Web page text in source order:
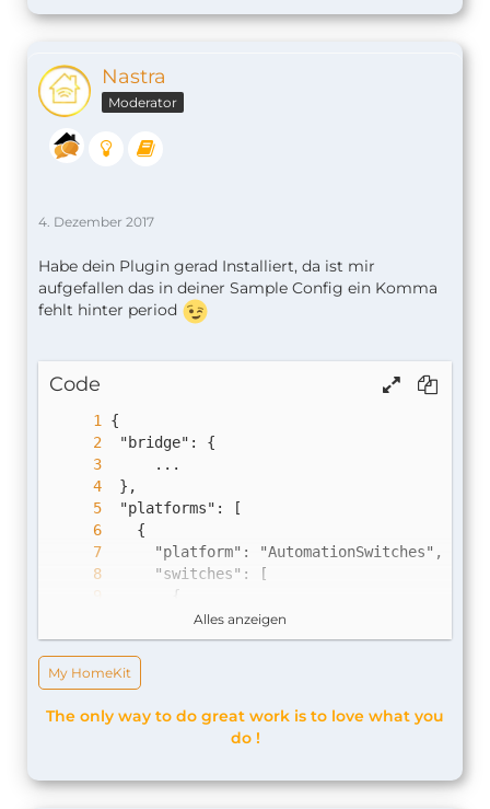
Nastra
Moderator
4. Dezember 2017
Habe dein Plugin gerad Installiert, da ist mir
aufgefallen das in deiner Sample Config ein Komma
fehlt hinter period
Code
Alles anzeigen
My HomeKit
The only way to do great work is to love what you
do !